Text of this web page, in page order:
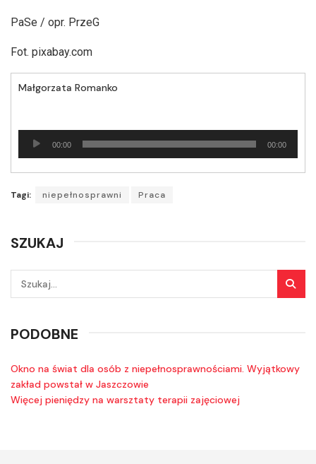
PaSe / opr. PrzeG
Fot. pixabay.com
Małgorzata Romanko
Odtwarzacz
plików
00:00 00:00
Tagi: niepełnosprawni Praca
SZUKAJ
PODOBNE
Okno na świat dla osób z niepełnosprawnościami. Wyjątkowy
zakład powstał w Jaszczowie
Więcej pieniędzy na warsztaty terapii zajęciowej